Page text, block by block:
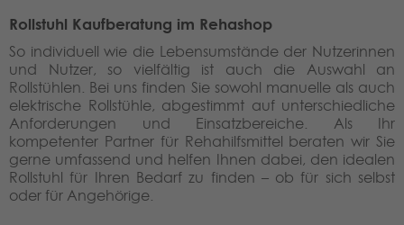
Rollstuhl Kaufberatung im Rehashop
So individuell wie die Lebensumstände der Nutzerinnen
und Nutzer, so vielfältig ist auch die Auswahl an
Rollstühlen. Bei uns finden Sie sowohl manuelle als auch
elektrische Rollstühle, abgestimmt auf unterschiedliche
Anforderungen und Einsatzbereiche. Als Ihr
kompetenter Partner für Rehahilfsmittel beraten wir Sie
gerne umfassend und helfen Ihnen dabei, den idealen
Rollstuhl für Ihren Bedarf zu finden – ob für sich selbst
oder für Angehörige.